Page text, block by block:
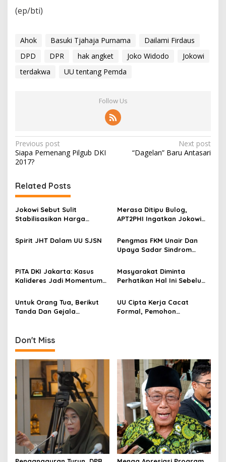
(ep/bti)
Ahok Basuki Tjahaja Purnama
Dailami Firdaus
DPD
DPR hak angket Joko Widodo
Jokowi
terdakwa
UU tentang Pemda
Follow Us
P
o
t
n
a
i
a
t
i
o
Previous post
Siapa Pemenang Pilgub DKI
2017?
Next post
“Dagelan” Baru Antasari
Related Posts
Jokowi Sebut Sulit
Stabilisasikan Harga
Asal Ada Kemauan Serius!
Merasa Ditipu Bulog,
APT2PHI Ingatkan Jokowi
Harga Beras Nasional
Spirit JHT Dalam UU SJSN
Pengmas FKM Unair Dan
Upaya Sadar Sindrom
PITA DKI Jakarta: Kasus
Kalideres Jadi Momentum
Masyarakat Diminta
Perhatikan Hal Ini Sebelum
Untuk Orang Tua, Berikut
Tanda Dan Gejala
UU Cipta Kerja Cacat
Formal, Pemohon
Don't Miss